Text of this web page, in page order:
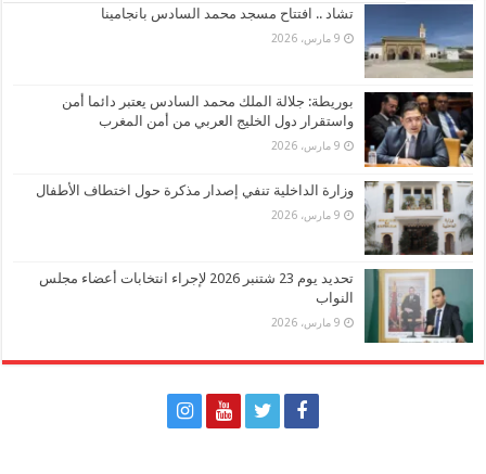
تشاد .. افتتاح مسجد محمد السادس بانجامينا
9 مارس، 2026
بوريطة: جلالة الملك محمد السادس يعتبر دائما أمن
واستقرار دول الخليج العربي من أمن المغرب
9 مارس، 2026
وزارة الداخلية تنفي إصدار مذكرة حول اختطاف الأطفال
9 مارس، 2026
تحديد يوم 23 شتنبر 2026 لإجراء انتخابات أعضاء مجلس
النواب
9 مارس، 2026